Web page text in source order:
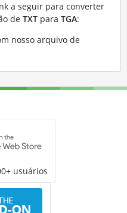
a seguir para converter
de TXTpara TGA:
nosso arquivo de
usuários